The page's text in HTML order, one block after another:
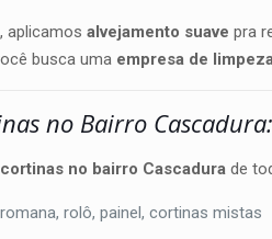
aplicamosalvejamento suave pra
busca uma empresa de
no Bairro
no bairro Cascadura de
rolô, painel, cortinas mistas